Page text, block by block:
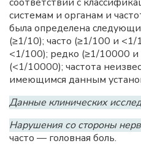
системам и органам и
была определена
(≥1/10); часто (≥1/100 и
<1/100); редко (≥1/10000
(<1/10000); частота
имеющимся данным
Данные клинических
Нарушения со стороны
часто — головная боль.